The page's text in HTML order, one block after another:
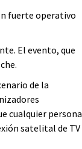
fuerte operativo
El evento, que
de la
cualquier persona
satelital de TV